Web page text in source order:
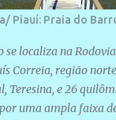
Piauí: Praia do
localiza na
Correia, região
Teresina, e 26
uma ampla faixa